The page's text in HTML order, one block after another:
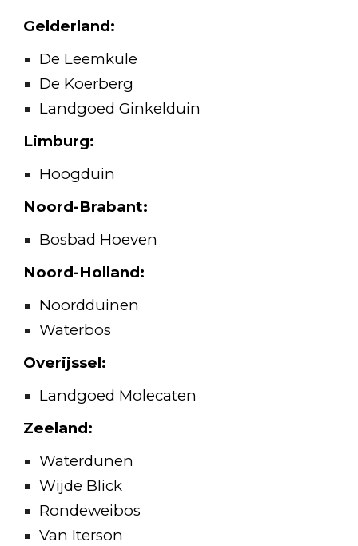
Gelderland:
De Leemkule
De Koerberg
Landgoed Ginkelduin
Limburg:
Hoogduin
Noord-Brabant:
Bosbad Hoeven
Noord-Holland:
Noordduinen
Waterbos
Overijssel:
Landgoed Molecaten
Zeeland:
Waterdunen
Wijde Blick
Rondeweibos
Van Iterson